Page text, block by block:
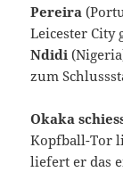
Pereira
Leicester City
Ndidi
zum
Okaka
Kopfball-Tor
liefert er das